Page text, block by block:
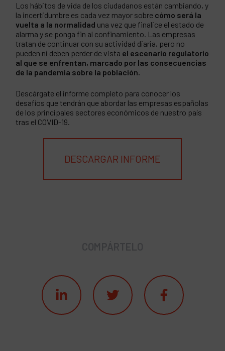
Los hábitos de vida de los ciudadanos están cambiando, y
la incertidumbre es cada vez mayor sobre cómo será la
vuelta a la normalidad una vez que finalice el estado de
alarma y se ponga fin al confinamiento. Las empresas
tratan de continuar con su actividad diaria, pero no
pueden ni deben perder de vista el escenario regulatorio
al que se enfrentan, marcado por las consecuencias
de la pandemia sobre la población.
Descárgate el informe completo para conocer los
desafíos que tendrán que abordar las empresas españolas
de los principales sectores económicos de nuestro país
tras el COVID-19.
DESCARGAR INFORME